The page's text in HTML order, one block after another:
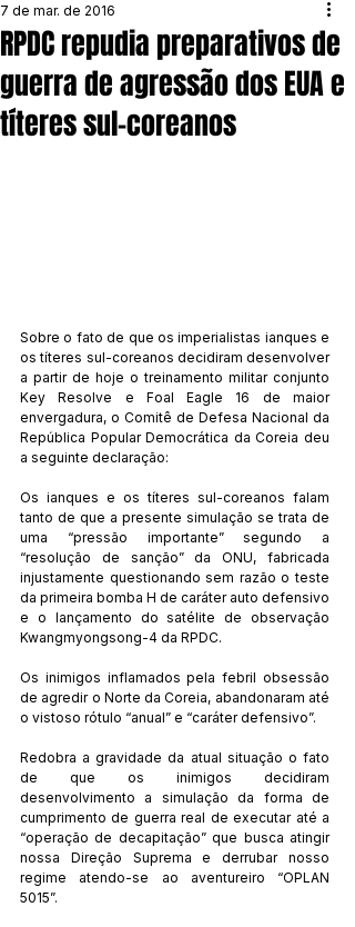
RPDC repudia preparativos de
guerra de agressão dos EUA e
títeres sul-coreanos
7 de mar. de 2016
Sobre o fato de que os imperialistas ianques e
os títeres sul-coreanos decidiram desenvolver
a partir de hoje o treinamento militar conjunto
Key Resolve e Foal Eagle 16 de maior
envergadura, o Comitê de Defesa Nacional da
República Popular Democrática da Coreia deu
a seguinte declaração:
Os ianques e os títeres sul-coreanos falam
tanto de que a presente simulação se trata de
uma “pressão importante” segundo a
“resolução de sanção” da ONU, fabricada
injustamente questionando sem razão o teste
da primeira bomba H de caráter auto defensivo
e o lançamento do satélite de observação
Kwangmyongsong-4 da RPDC.
Os inimigos inflamados pela febril obsessão
de agredir o Norte da Coreia, abandonaram até
o vistoso rótulo “anual” e “caráter defensivo”.
Redobra a gravidade da atual situação o fato
de que os inimigos decidiram
desenvolvimento a simulação da forma de
cumprimento de guerra real de executar até a
“operação de decapitação” que busca atingir
nossa Direção Suprema e derrubar nosso
regime atendo-se ao aventureiro “OPLAN
5015”.